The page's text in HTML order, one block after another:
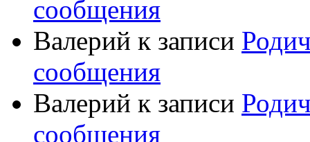
сообщения
Валерий к записи
сообщения
Валерий к записи
сообщения